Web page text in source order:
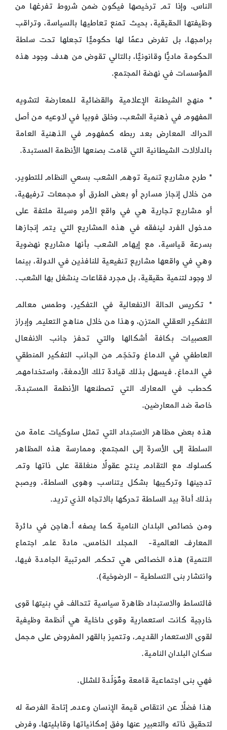
الناس، وإذا تم ترخيصها فيكون ضمن شروط تفرغها من
وظيفتها الحقيقية، بحيث تمنع تعاطيها بالسياسة، وتراقب
برامجها، بل تفرض دعمًا لها حكوميًّا تجعلها تحت سلطة
الحكومة ماديًّا وقانونيًّا، بالتالي تقوض من هدف وجود هذه
المؤسسات في نهضة المجتمع.
* منهج الشيطنة الإعلامية والقضائية للمعارضة لتشويه
المفهوم في ذهنية الشعب، وخلق فوبيا في لاوعيه من أصل
الحراك المعارض بعد ربطه كمفهوم في الذهنية العامة
بالدلالات الشيطانية التي قامت بصنعها الأنظمة المستبدة.
* طرح مشاريع تنمية توهم الشعب بسعي النظام للتطوير،
من خلال إنجاز مسارح أو بعض الطرق أو مجمعات ترفيهية،
أو مشاريع تجارية هي في واقع الأمر وسيلة ملتفة على
مدخول الفرد لينفقه في هذه المشاريع التي يتم إنجازها
بسرعة قياسية، مع إيهام الشعب بأنها مشاريع نهضوية
وهي في واقعها مشاريع تنفيعية للنافذين في الدولة، بينما
لا وجود لتنمية حقيقية، بل مجرد فقاعات ينشغل بها الشعب.
* تكريس الحالة الانفعالية في التفكير، وطمس معالم
التفكير العقلي المتزن، وهذا من خلال مناهج التعليم وإبراز
العصبيات بكافة أشكالها والتي تحفز جانب الانفعال
العاطفي في الدماغ وتحَجّم من الجانب التفكير المنطقي
في الدماغ. فيسهل بذلك قيادة تلك الأدمغة، واستخدامهم
كحطب في المعارك التي تصطنعها الأنظمة المستبدة،
خاصة ضد المعارضين.
هذه بعض مظاهر الاستبداد التي تمثل سلوكيات عامة من
السلطة إلى الأسرة إلى المجتمع، وممارسة هذه المظاهر
كسلوك مع التقادم ينتج عقولًا منغلقة على ذاتها وتم
تدجينها وتركيبها بشكل يتناسب وهوى السلطة، ويصبح
بذلك أداة بيد السلطة تحركها بالاتجاه الذي تريد.
ومن خصائص البلدان النامية كما يصفه أ.هاجن في دائرة
المعارف العالمية- المجلد الخامس، مادة علم اجتماع
التنمية) هذه الخصائص هي تحكم المرتبية الجامدة فيها،
وانتشار بنى التسلطية – الرضوخية).
فالتسلط والاستبداد ظاهرة سياسية تتحالف في بنيتها قوى
خارجية كانت استعمارية وقوى داخلية هي أنظمة وظيفية
لقوى الاستعمار القديم، وتتميز بالقهر المفروض على مجمل
سكان البلدان النامية.
فهي بنى اجتماعية قامعة ومٌوَلّدة للشلل.
هذا فضلًا عن انتقاص قيمة الإنسان وعدم إتاحة الفرصة له
لتحقيق ذاته والتعبير عنها وفق إمكانياتها وقابليتها، وفرض